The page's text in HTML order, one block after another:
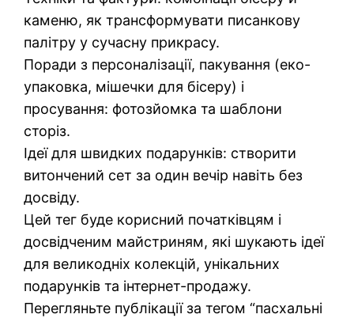
каменю, як трансформувати писанкову
палітру у сучасну прикрасу.
Поради з персоналізації, пакування (еко-
упаковка, мішечки для бісеру) і
просування: фотозйомка та шаблони
сторіз.
Ідеї для швидких подарунків: створити
витончений сет за один вечір навіть без
досвіду.
Цей тег буде корисний початківцям і
досвідченим майстриням, які шукають ідеї
для великодніх колекцій, унікальних
подарунків та інтернет-продажу.
Перегляньте публікації за тегом “пасхальні